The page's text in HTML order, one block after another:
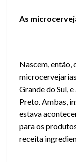
As
Nascem, então,
Grande do Sul,
Preto. Ambas,
estava
para os
receita